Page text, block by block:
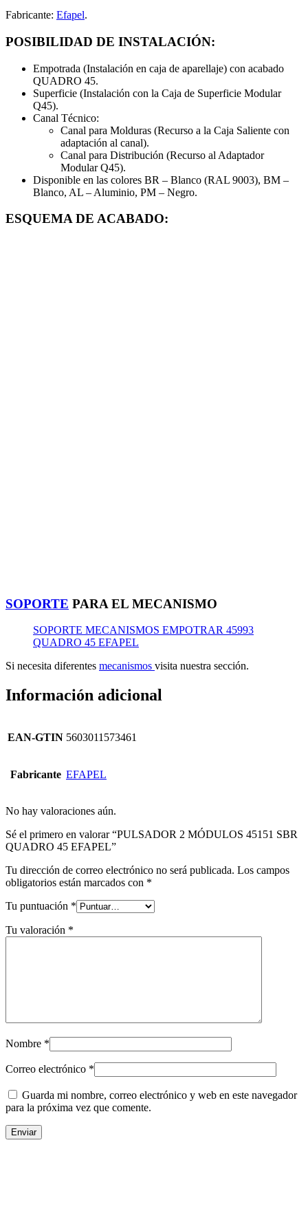
Fabricante: Efapel.
POSIBILIDAD DE INSTALACIÓN:
Empotrada (Instalación en caja de aparellaje) con acabado
QUADRO 45.
Superficie (Instalación con la Caja de Superficie Modular
Q45).
Canal Técnico:
Canal para Molduras (Recurso a la Caja Saliente con
adaptación al canal).
Canal para Distribución (Recurso al Adaptador
Modular Q45).
Disponible en las colores BR – Blanco (RAL 9003), BM –
Blanco, AL – Aluminio, PM – Negro.
ESQUEMA DE ACABADO:
SOPORTE PARA EL MECANISMO
SOPORTE MECANISMOS EMPOTRAR 45993
QUADRO 45 EFAPEL
Si necesita diferentes mecanismos visita nuestra sección.
Información adicional
EAN-GTIN 5603011573461
Fabricante EFAPEL
No hay valoraciones aún.
Sé el primero en valorar “PULSADOR 2 MÓDULOS 45151 SBR
QUADRO 45 EFAPEL”
Tu dirección de correo electrónico no será publicada. Los campos
obligatorios están marcados con *
Tu puntuación *
Tu valoración *
Nombre *
Correo electrónico *
Guarda mi nombre, correo electrónico y web en este navegador
para la próxima vez que comente.